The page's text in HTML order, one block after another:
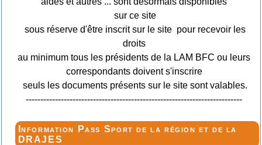
sur ce site
sous réserve d'être inscrit sur le site pour recevoir les
droits
au minimum tous les présidents de la LAM BFC ou leurs
correspondants doivent s'inscrire
seuls les documents présents sur le site sont valables.
--------------------------------------------------------------------------
Information Pass Sport de la région et de la
DRAJES